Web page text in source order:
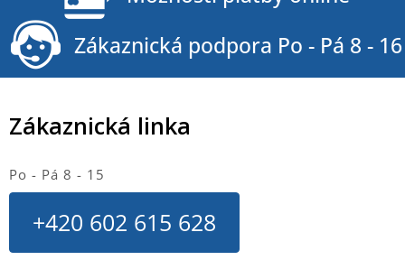
Zákaznická linka
Po - Pá 8 - 15
+420 602 615 628
Zákaznická podpora Po - Pá 8 - 16